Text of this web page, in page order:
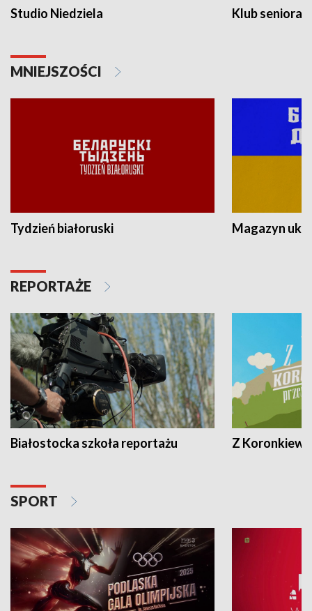
Studio Niedziela Klub seniora
MNIEJSZOŚCI
Tydzień białoruski Magazyn
REPORTAŻE
Białostocka szkoła reportażu Z
SPORT